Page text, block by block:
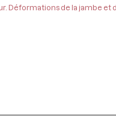
Déformations de la jambe et